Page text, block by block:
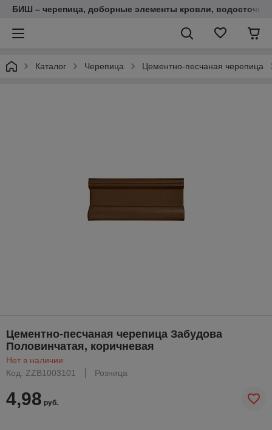
БИШ – черепица, доборные элементы кровли,
Каталог Черепица Цементно-песчаная черепица
Цементно-песчаная черепица Забудова
Половинчатая, коричневая
Нет в наличии
Код: ZZB1003101
Розница
4,98 руб.